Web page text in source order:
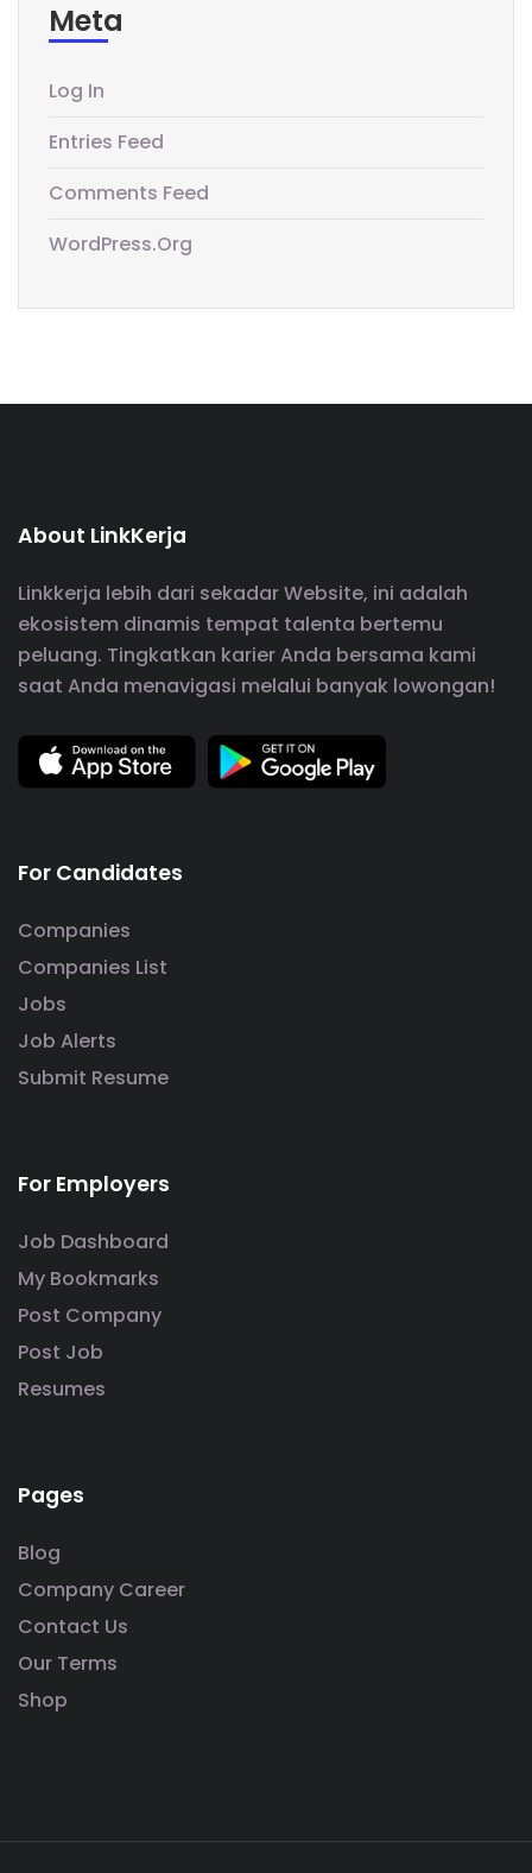
Meta
Log In
Entries Feed
Comments Feed
WordPress.org
About LinkKerja
Linkkerja lebih dari sekadar Website, ini adalah
ekosistem dinamis tempat talenta bertemu
peluang. Tingkatkan karier Anda bersama kami
saat Anda menavigasi melalui banyak lowongan!
For Candidates
Companies
Companies List
Jobs
Job Alerts
Submit Resume
For Employers
Job Dashboard
My Bookmarks
Post Company
Post Job
Resumes
Pages
Blog
Company Career
Contact Us
Our Terms
Shop